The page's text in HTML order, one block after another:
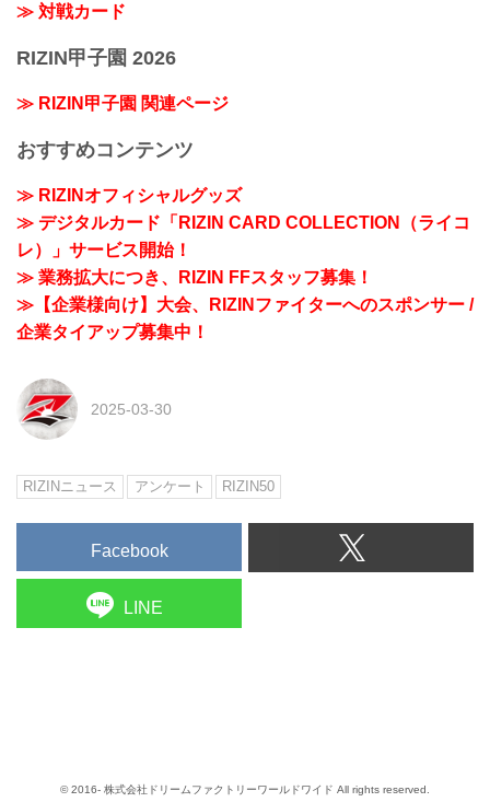
≫ 対戦カード
RIZIN甲子園 2026
≫ RIZIN甲子園 関連ページ
おすすめコンテンツ
≫ RIZINオフィシャルグッズ
≫ デジタルカード「RIZIN CARD COLLECTION（ライコ
レ）」サービス開始！
≫ 業務拡大につき、RIZIN FFスタッフ募集！
≫【企業様向け】大会、RIZINファイターへのスポンサー /
企業タイアップ募集中！
2025-03-30
RIZINニュース アンケート RIZIN50
Facebook
LINE
© 2016- 株式会社ドリームファクトリーワールドワイド All rights reserved.